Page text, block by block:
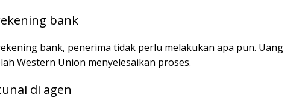
bank
bank, penerima tidak perlu melakukan apa pun. Uang
Western Union menyelesaikan proses.
di agen